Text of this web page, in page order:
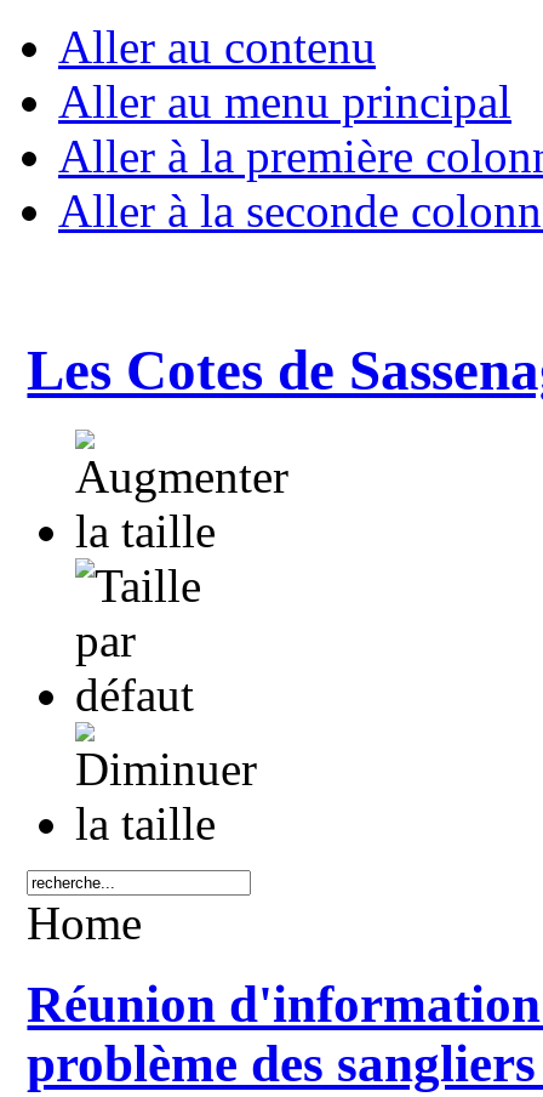
Aller au contenu
Aller au menu principal
Aller à la première
Aller à la seconde
Les Cotes de
Home
Réunion
problème des